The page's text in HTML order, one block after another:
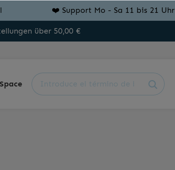
❤️ Support Mo - Sa 11 bis 21 Uhr
über 50,00 €
Space